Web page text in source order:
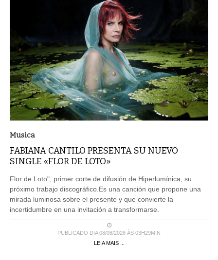
Musica
FABIANA CANTILO PRESENTA SU NUEVO
SINGLE «FLOR DE LOTO»
Flor de Loto", primer corte de difusión de Hiperlumínica, su
próximo trabajo discográfico.Es una canción que propone una
mirada luminosa sobre el presente y que convierte la
incertidumbre en una invitación a transformarse.
PUBLICADO DIA 08/08/2026 ÀS 03H29MIN
LEIA MAIS ...